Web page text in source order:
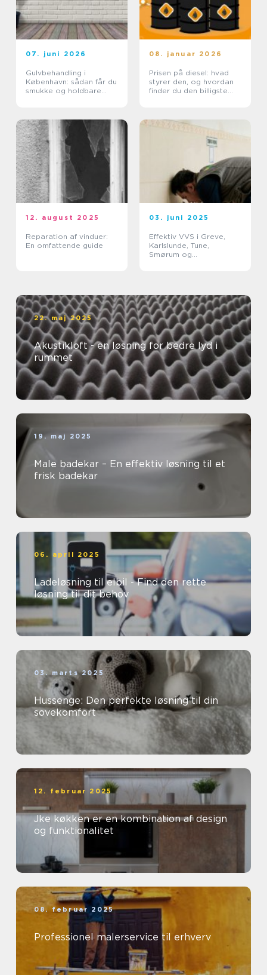
07. juni 2026
Gulvbehandling i
København: sådan får du
smukke og holdbare
08. januar 2026
Prisen på diesel: hvad
styrer den, og hvordan
finder du den billigste
12. august 2025
Reparation af vinduer:
En omfattende guide
03. juni 2025
Effektiv VVS i Greve,
Karlslunde, Tune,
Smørum og
22. maj 2025
Akustikloft - en løsning for bedre lyd i
rummet
19. maj 2025
Male badekar – En effektiv løsning til et
frisk badekar
06. april 2025
Ladeløsning til elbil - Find den rette
løsning til dit behov
03. marts 2025
Hussenge: Den perfekte løsning til din
sovekomfort
12. februar 2025
Jke køkken er en kombination af design
og funktionalitet
08. februar 2025
Professionel malerservice til erhverv